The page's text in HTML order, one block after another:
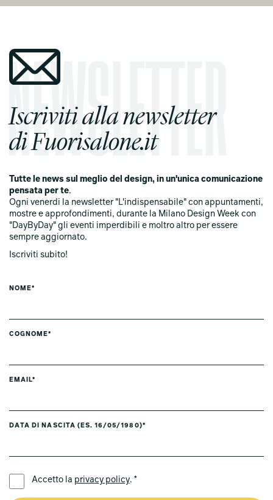
Iscriviti alla newsletter
di Fuorisalone.it
Tutte le news sul meglio del design, in un'unica comunicazione
pensata per te.
Ogni venerdi la newsletter "L'indispensabile" con appuntamenti,
mostre e approfondimenti, durante la Milano Design Week con
"DayByDay" gli eventi imperdibili e moltro altro per essere
sempre aggiornato.
Iscriviti subito!
NOME*
COGNOME*
EMAIL*
DATA DI NASCITA (ES. 16/05/1980)*
Accetto la privacy policy. *